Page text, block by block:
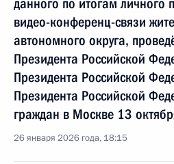
данного по итогам личного
видео-конференц-связи
автономного округа,
Президента Российской
Президента Российской
Президента Российской
граждан в Москве 13
26 января 2026 года, 18:15